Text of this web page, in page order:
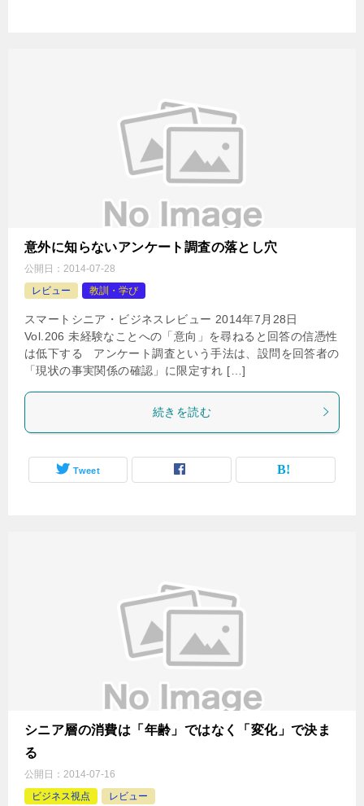
意外に知らないアンケート調査の落とし穴
公開日： 2014-07-28
レビュー
教訓・学び
スマートシニア・ビジネスレビュー 2014年7月28日
Vol.206 未経験なことへの「意向」を尋ねると回答の信憑性
は低下する アンケート調査という手法は、設問を回答者の
「現状の事実関係の確認」に限定すれ […]
続きを読む
Tweet
シニア層の消費は「年齢」ではなく「変化」で決ま
る
公開日： 2014-07-16
ビジネス視点
レビュー